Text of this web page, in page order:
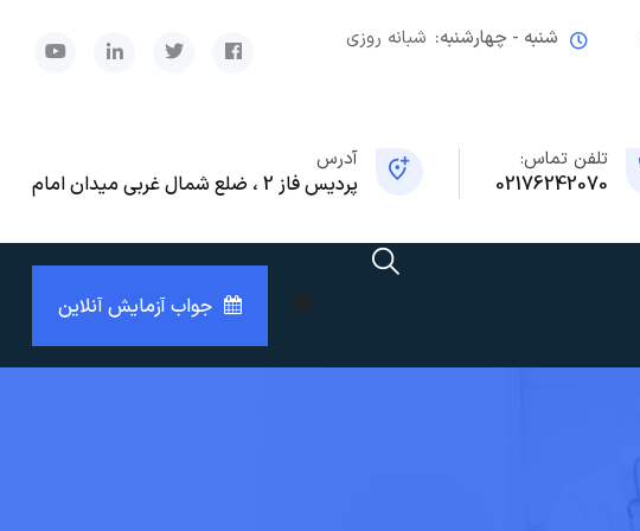
شنبه - چهارشنبه:شبانه روزی
تلفن تماس:
02176242070
آدرس
پردیس فاز 2 ، ضلع شمال غربی میدان امام
جواب آزمایش آنلاین